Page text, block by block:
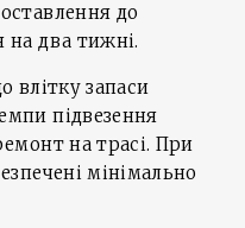
до
на два тижні.
влітку запаси
підвезення
на трасі. При
мінімально